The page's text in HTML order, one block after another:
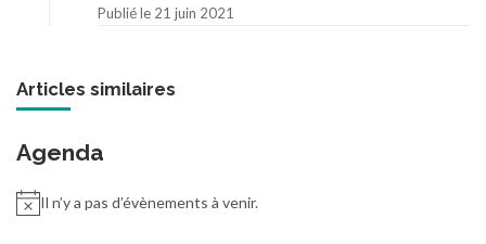
Publié le 21 juin 2021
Articles similaires
Agenda
Il n’y a pas d’évènements à venir.